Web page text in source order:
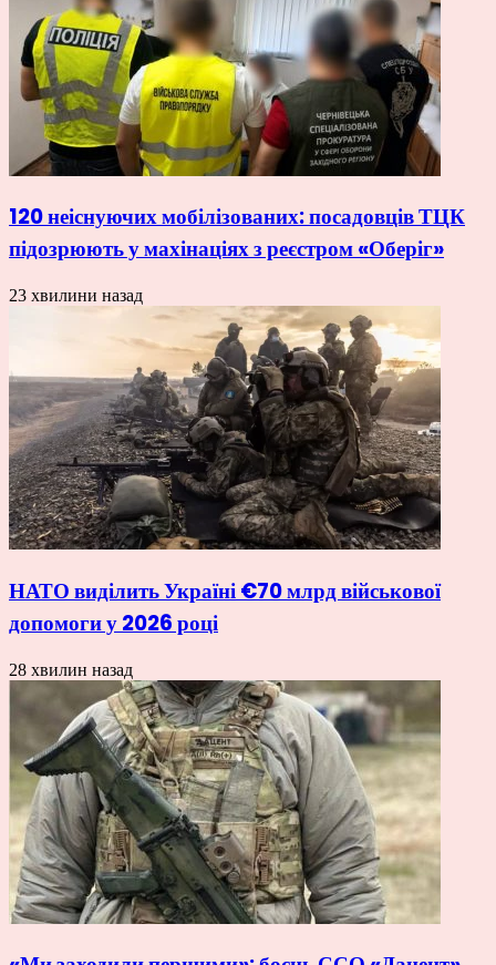
120 неіснуючих мобілізованих: посадовців ТЦК
підозрюють у махінаціях з реєстром «Оберіг»
23 хвилини назад
НАТО виділить Україні €70 млрд військової
допомоги у 2026 році
28 хвилин назад